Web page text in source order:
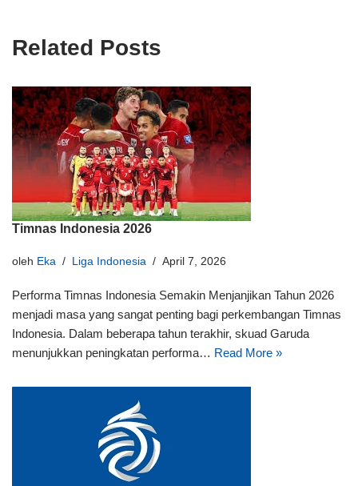
Related Posts
Timnas Indonesia 2026
oleh Eka Liga Indonesia April 7, 2026
Performa Timnas Indonesia Semakin Menjanjikan Tahun 2026
menjadi masa yang sangat penting bagi perkembangan Timnas
Indonesia. Dalam beberapa tahun terakhir, skuad Garuda
menunjukkan peningkatan performa… Read More »